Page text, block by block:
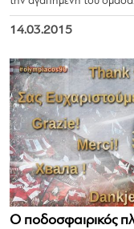
14.03.2015
Ο ποδοσφαιρικός